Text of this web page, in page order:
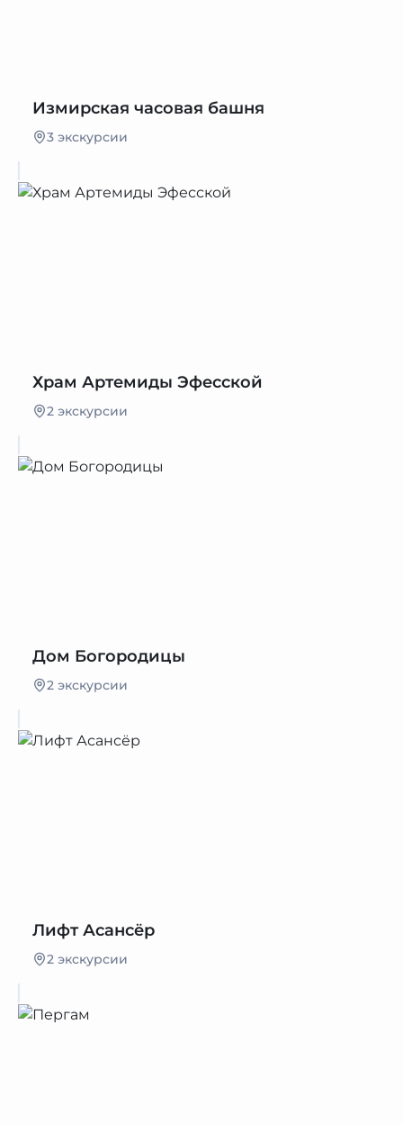
Измирская часовая башня
3 экскурсии
Храм Артемиды Эфесской
2 экскурсии
Дом Богородицы
2 экскурсии
Лифт Асансёр
2 экскурсии